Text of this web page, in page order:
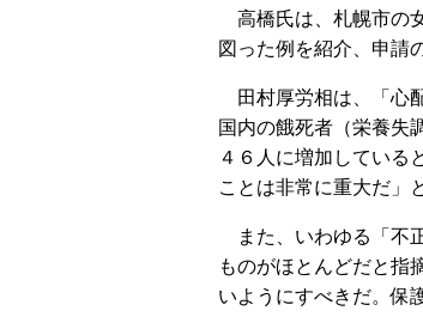
高橋氏は、札幌市の
図った例を紹介、申請
田村厚労相は、「心
国内の餓死者（栄養失
４６人に増加している
ことは非常に重大だ」
また、いわゆる「不
ものがほとんどだと指
いようにすべきだ。保